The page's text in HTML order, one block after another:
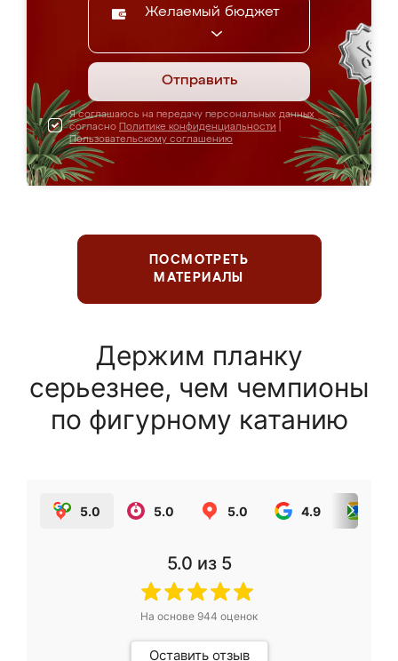
Желаемый бюджет
Отправить
Я соглашаюсь на передачу персональных данных
согласно Политике конфиденциальности
Пользовательскому соглашению
ПОСМОТРЕТЬ
МАТЕРИАЛЫ
Держим планку
серьезнее, чем чемпионы
по фигурному катанию
5.0 5.0 5.0 4.9
5.0 из 5
На основе 944 оценок
Оставить отзыв